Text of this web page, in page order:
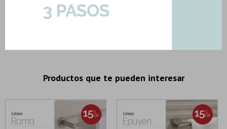
METODOS Y COSTOS DE ENVIO
Productos que te pueden interesar